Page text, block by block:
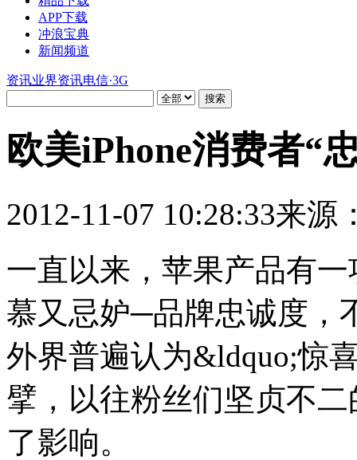
APP下载
冲浪宝典
新闻频道
资讯业界资讯电信·3G
欧美iPhone消费者“
2012-11-07 10:28:33来源
一直以来，苹果产品有
慕又忌妒─品牌忠诚度，
外界普遍认为&ldquo;惊
擘，以往粉丝们坚贞不
了影响。